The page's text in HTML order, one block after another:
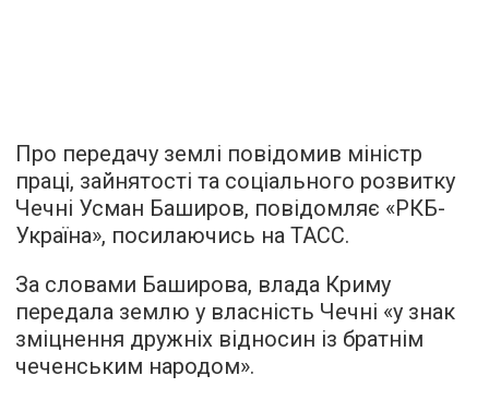
Про передачу землі повідомив міністр
праці, зайнятості та соціального розвитку
Чечні Усман Баширов, повідомляє «РКБ-
Україна», посилаючись на ТАСС.
За словами Баширова, влада Криму
передала землю у власність Чечні «у знак
зміцнення дружніх відносин із братнім
чеченським народом».